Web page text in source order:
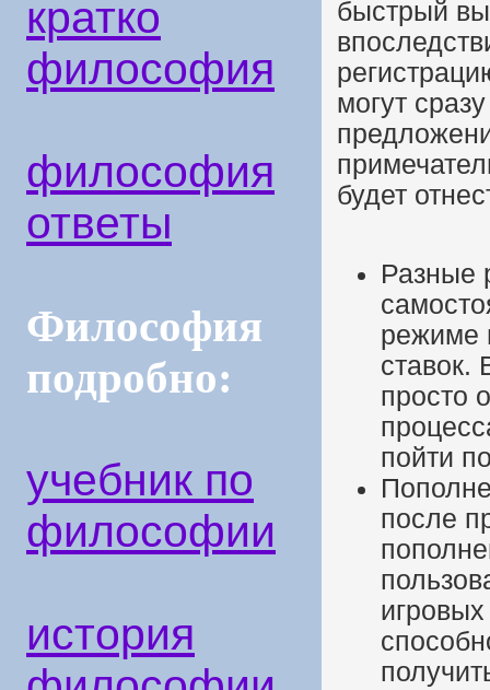
кратко
философия
философия
ответы
Философия
подробно:
учебник по
философии
история
быстрый
могут
будет
Разные
режиме
ставок.
просто
пойти
после